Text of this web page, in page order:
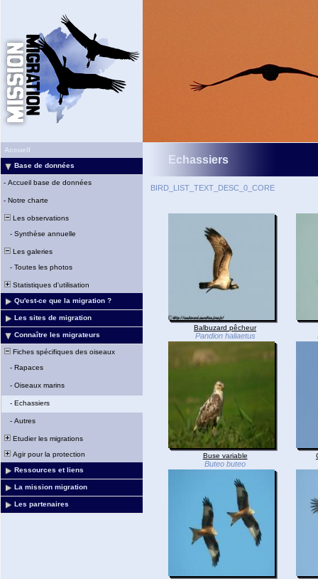
Accueil
Base de données
- Accueil base de données
- Notre charte
Les observations
- Synthèse annuelle
Les galeries
- Toutes les photos
Statistiques d'utilisation
Qu'est-ce que la migration ?
Les sites de migration
Connaître les migrateurs
Fiches spécifiques des oiseaux
- Rapaces
- Oiseaux marins
- Echassiers
- Autres
Etudier les migrations
Agir pour la protection
Ressources et liens
La mission migration
Les partenaires
Echassiers
BIRD_LIST_TEXT_DESC_0_CORE
Balbuzard pêcheur
Pandion haliaetus
Buse variable
Buteo buteo